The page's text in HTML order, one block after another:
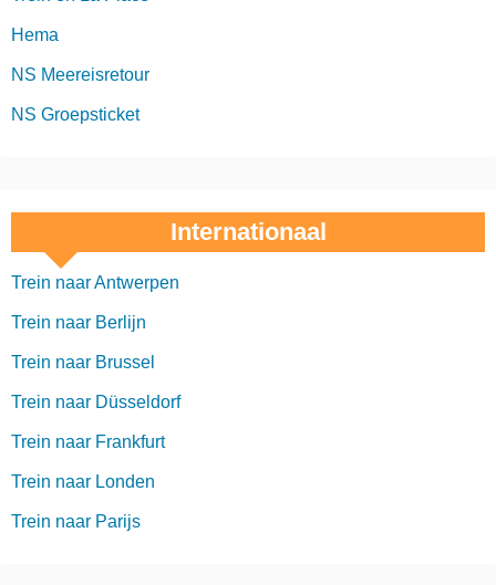
Hema
NS Meereisretour
NS Groepsticket
Internationaal
Trein naar Antwerpen
Trein naar Berlijn
Trein naar Brussel
Trein naar Düsseldorf
Trein naar Frankfurt
Trein naar Londen
Trein naar Parijs